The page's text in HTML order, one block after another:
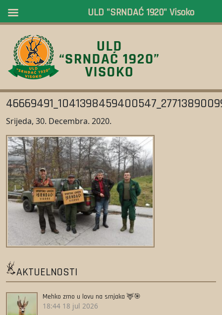
Srijeda, 30. Decembra. 2020.
AKTUELNOSTI
Mehko zrno u lovu na srnjaka 🦌🎯
18:44 18 jul 2026
ULD "SRNDAĆ 1920" Visoko